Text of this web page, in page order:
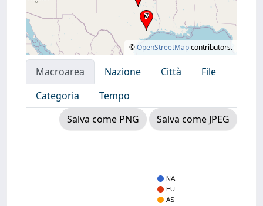
©OpenStreetMapcontributors.
Macroarea Nazione Città
File
Categoria
Tempo
Salva come PNG
Salva come JPEG
NA
EU
AS